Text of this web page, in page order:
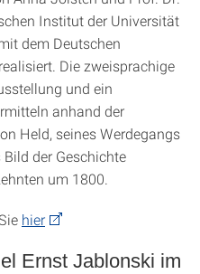
Institut der Universität
dem Deutschen
Die zweisprachige
und ein
anhand der
Held, seines Werdegangs
der Geschichte
um 1800.
hier
Ernst Jablonski im